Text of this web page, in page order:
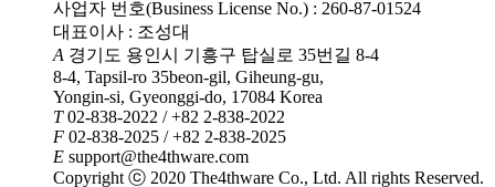
사업자 번호(Business License No.) : 260-87-01524
대표이사 : 조성대
A 경기도 용인시 기흥구 탑실로 35번길 8-4
8-4, Tapsil-ro 35beon-gil, Giheung-gu,
Yongin-si, Gyeonggi-do, 17084 Korea
T 02-838-2022 / +82 2-838-2022
F 02-838-2025 / +82 2-838-2025
E support@the4thware.com
Copyright ⓒ 2020 The4thware Co., Ltd. All rights Reserved.